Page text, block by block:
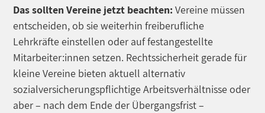
Das sollten Vereine jetzt beachten:Vereine müssen
entscheiden, ob sie weiterhin freiberufliche
Lehrkräfte einstellen oder auf festangestellte
Mitarbeiter:innen setzen. Rechtssicherheit gerade für
kleine Vereine bieten aktuell alternativ
sozialversicherungspflichtige Arbeitsverhältnisse oder
aber – nach dem Ende der Übergangsfrist –